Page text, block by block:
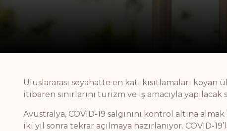
Uluslararası seyahatte en katı kısıtlamaları
itibaren sınırlarını turizm ve iş amacıyla
Avustralya, COVID-19 salgınını kontrol altına
iki yıl sonra tekrar açılmaya hazırlanıyor.